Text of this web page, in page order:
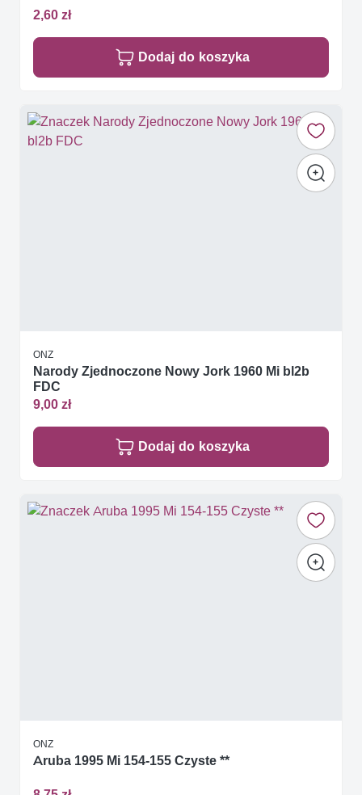
2,60 zł
Dodaj do koszyka
ONZ
Narody Zjednoczone Nowy Jork 1960 Mi bl2b
FDC
9,00 zł
Dodaj do koszyka
ONZ
Aruba 1995 Mi 154-155 Czyste **